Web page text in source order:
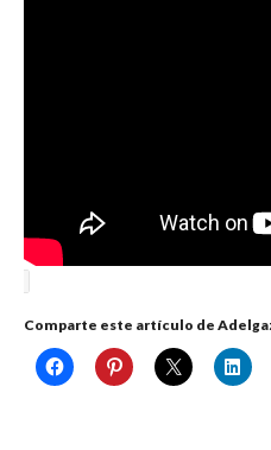
Comparte este artículo de